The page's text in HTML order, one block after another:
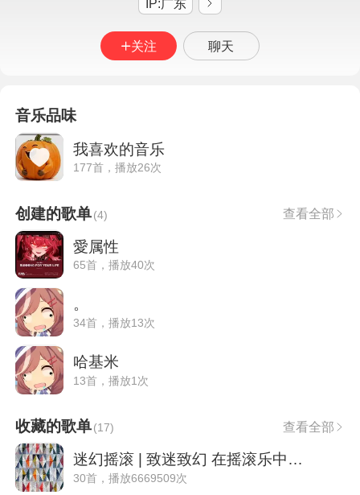
IP:广东
关注 聊天
音乐品味
我喜欢的音乐
177首，播放26次
创建的歌单(4) 查看全部
愛属性
65首，播放40次
。
34首，播放13次
哈基米
13首，播放1次
收藏的歌单(17) 查看全部
迷幻摇滚 | 致迷致幻 在摇滚乐中飘飘欲仙
30首，播放6669509次